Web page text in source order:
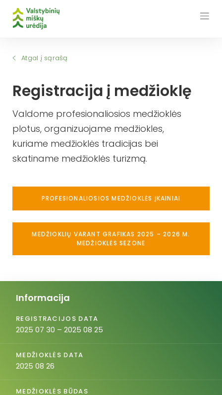
Atgal į sąrašą
Registracija į medžioklę
Valdome profesionaliosios medžioklės
plotus, organizuojame medžiokles,
kuriame medžioklės tradicijas bei
skatiname medžioklės turizmą.
PROFESIONALIOSIOS MEDŽIOKLĖS ĮKAINIAI
MEDŽIOKLIŲ VARANT GRAFIKAS 2025 – 2026 M.
MEDŽIOKLĖS SEZONE
Informacija
REGISTRACIJOS DATA
2025 07 30 – 2025 08 25
MEDŽIOKLĖS DATA
2025 08 26
MEDŽIOKLĖS BŪDAS